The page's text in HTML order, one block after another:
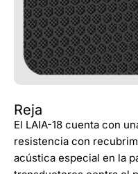
Reja
El LAIA-18 cuenta con
resistencia con
acústica especial en la